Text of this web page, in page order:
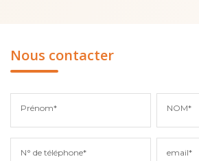
Nous contacter
Prénom* NOM*
N° de téléphone* email*